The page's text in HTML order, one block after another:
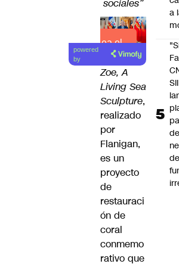
sociales”
Lea el
artículo
powered
by
Zoe, A
Living Sea
Sculpture,
realizado
por
Flanigan,
es un
proyecto
de
restauraci
ón de
coral
conmemo
rativo que
a
SII
de